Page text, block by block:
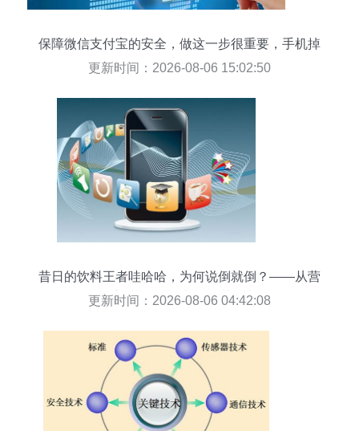
保障微信支付宝的安全，做这一步很重要，手机掉
了也不怕
更新时间：2026-08-06 15:02:50
昔日的饮料王者哇哈哈，为何说倒就倒？——从营
销之王到网络时代的“滞后者”
更新时间：2026-08-06 04:42:08